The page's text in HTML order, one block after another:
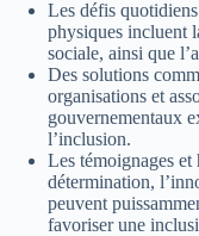
Les défis
physiques incluent
sociale, ainsi que
Des solutions
organisations et
gouvernementaux
l’inclusion.
Les témoignages et
détermination,
peuvent
favoriser une